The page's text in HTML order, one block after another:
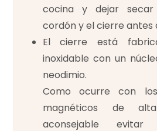
cocina y dejar
cordón y el cierre antes
El cierre está
inoxidable con un
neodimio.
Como ocurre con
magnéticos de
aconsejable